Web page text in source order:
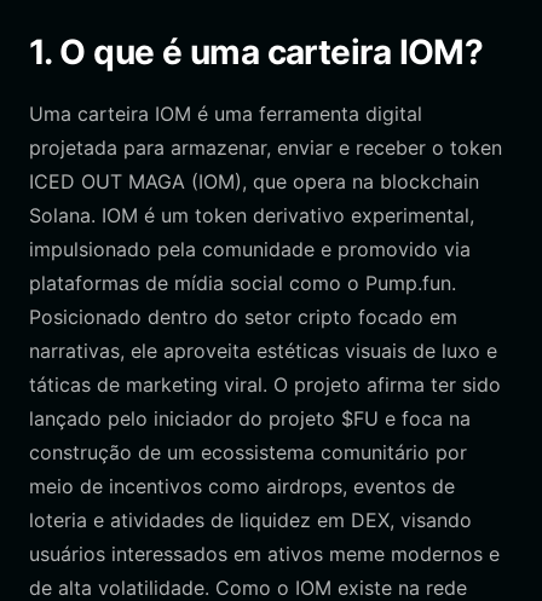
1. O que é uma carteira IOM?
Uma carteira IOM é uma ferramenta digital
projetada para armazenar, enviar e receber o token
ICED OUT MAGA (IOM), que opera na blockchain
Solana. IOM é um token derivativo experimental,
impulsionado pela comunidade e promovido via
plataformas de mídia social como o Pump.fun.
Posicionado dentro do setor cripto focado em
narrativas, ele aproveita estéticas visuais de luxo e
táticas de marketing viral. O projeto afirma ter sido
lançado pelo iniciador do projeto $FU e foca na
construção de um ecossistema comunitário por
meio de incentivos como airdrops, eventos de
loteria e atividades de liquidez em DEX, visando
usuários interessados em ativos meme modernos e
de alta volatilidade. Como o IOM existe na rede